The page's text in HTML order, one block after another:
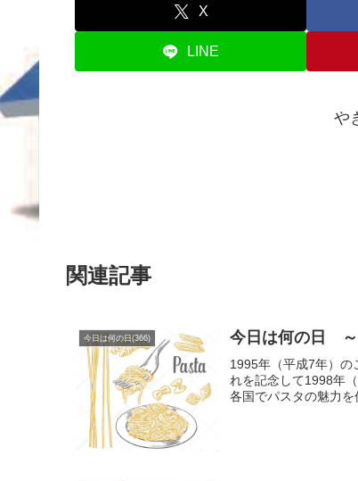
X
LINE
や
関連記事
今日は何の日(366) 今日は何の日 ～
1995年（平成7年）の
れを記念して1998年
各国でパスタの魅力